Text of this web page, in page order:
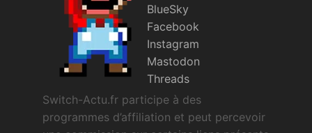
BlueSky
Facebook
Instagram
Mastodon
Threads
Switch-Actu.fr participe à des
programmes d’affiliation et peut percevoir